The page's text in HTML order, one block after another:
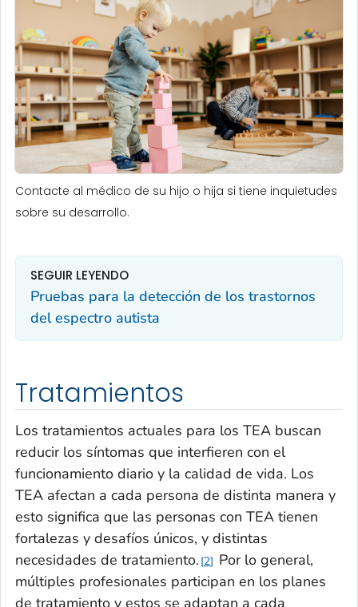
Contacte al médico de su hijo o hija si tiene inquietudes
sobre su desarrollo.
SEGUIR LEYENDO
Pruebas para la detección de los trastornos
del espectro autista
Tratamientos
Los tratamientos actuales para los TEA buscan
reducir los síntomas que interfieren con el
funcionamiento diario y la calidad de vida. Los
TEA afectan a cada persona de distinta manera y
esto significa que las personas con TEA tienen
fortalezas y desafíos únicos, y distintas
necesidades de tratamiento. 2
Por lo general,
múltiples profesionales participan en los planes
de tratamiento y estos se adaptan a cada